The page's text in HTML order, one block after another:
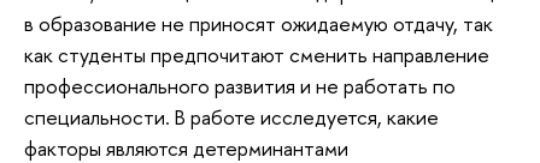
в образование не приносят ожидаемую отдачу, так
как студенты предпочитают сменить направление
профессионального развития и не работать по
специальности. В работе исследуется, какие
факторы являются детерминантами